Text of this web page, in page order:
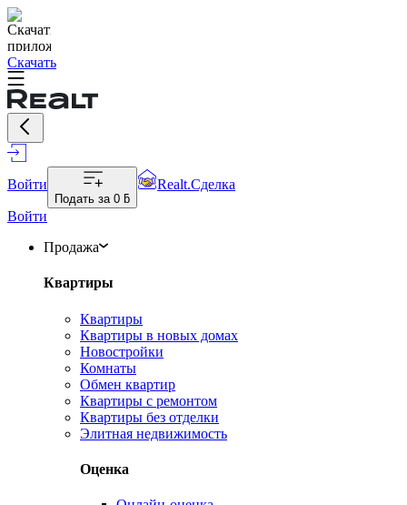
Скачать
Войти
Подать за 0 ƃ
Realt.Сделка
Войти
Продажа
Квартиры
Квартиры
Квартиры в новых домах
Новостройки
Комнаты
Обмен квартир
Квартиры с ремонтом
Квартиры без отделки
Элитная недвижимость
Оценка